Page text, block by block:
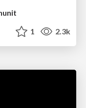
1 2.3k